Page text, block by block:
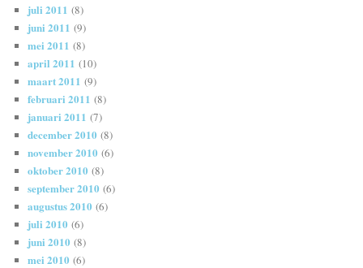
juli 2011 (8)
juni 2011 (9)
mei 2011 (8)
april 2011 (10)
maart 2011 (9)
februari 2011 (8)
januari 2011 (7)
december 2010 (8)
november 2010 (6)
oktober 2010 (8)
september 2010 (6)
augustus 2010 (6)
juli 2010 (6)
juni 2010 (8)
mei 2010 (6)